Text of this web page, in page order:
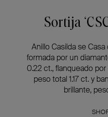
Sortija
Anillo Casilda se
formada por un
0.22 ct., flanqueado
peso total 1.17 ct. y
brillante,